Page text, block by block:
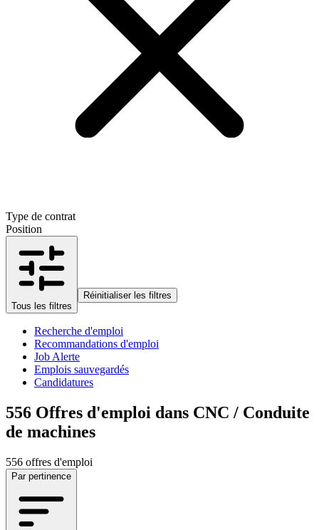
Type de contrat
Position
Tous les filtres
Réinitialiser les filtres
Recherche d'emploi
Recommandations d'emploi
Job Alerte
Emplois sauvegardés
Candidatures
556 Offres d'emploi dans CNC / Conduite
de machines
556 offres d'emploi
Par pertinence